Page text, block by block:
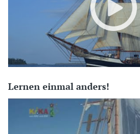
Lernen einmal anders!